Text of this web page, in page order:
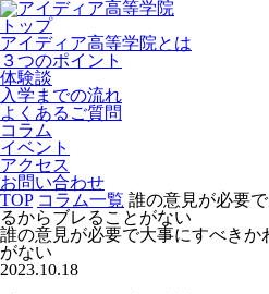
トップ
アイディア高等学院とは
３つのポイント
体験談
入学までの流れ
よくあるご質問
コラム
イベント
アクセス
お問い合わせ
TOP コラム一覧 誰の意見が必要
るからブレることがない
誰の意見が必要で大事にすべきか
がない
2023.10.18